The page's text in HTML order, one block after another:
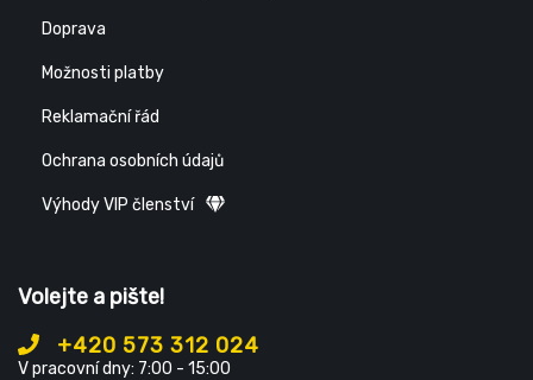
Doprava
Možnosti platby
Reklamační řád
Ochrana osobních údajů
Výhody VIP členství
Volejte a pište!
+420 573 312 024
V pracovní dny: 7:00 - 15:00